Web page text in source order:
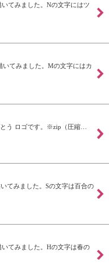
てみました。Nの文字にはツ
てみました。Mの文字にはカ
う ロゴです。※zip（圧縮…
てみました。Sの文字は百合の
てみました。Hの文字は春の